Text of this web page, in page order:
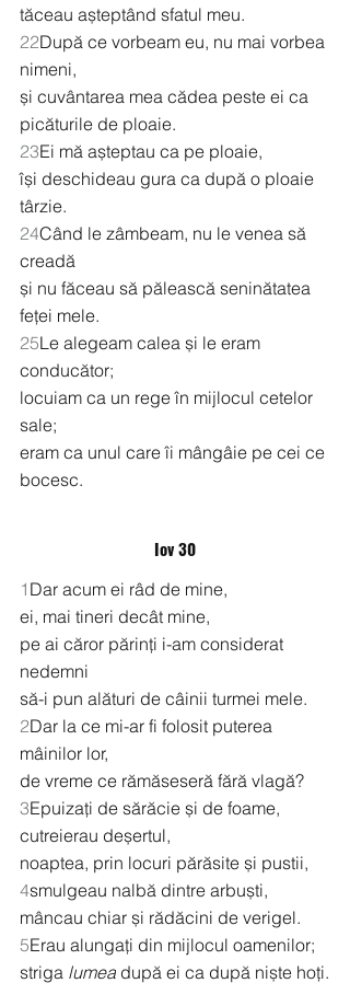
tăceau așteptând sfatul meu.
22După ce vorbeam eu, nu mai vorbea
nimeni,
și cuvântarea mea cădea peste ei ca
picăturile de ploaie.
23Ei mă așteptau ca pe ploaie,
își deschideau gura ca după o ploaie
târzie.
24Când le zâmbeam, nu le venea să
creadă
și nu făceau să pălească seninătatea
feței mele.
25Le alegeam calea și le eram
conducător;
locuiam ca un rege în mijlocul cetelor
sale;
eram ca unul care îi mângâie pe cei ce
bocesc.
Iov 30
1 Dar acum ei râd de mine,
ei, mai tineri decât mine,
pe ai căror părinți i-am considerat
nedemni
să-i pun alături de câinii turmei mele.
2Dar la ce mi-ar fi folosit puterea
mâinilor lor,
de vreme ce rămăseseră fără vlagă?
3Epuizați de sărăcie și de foame,
cutreierau deșertul,
noaptea, prin locuri părăsite și pustii,
4smulgeau nalbă dintre arbuști,
mâncau chiar și rădăcini de verigel.
5Erau alungați din mijlocul oamenilor;
striga lumea după ei ca după niște hoți.